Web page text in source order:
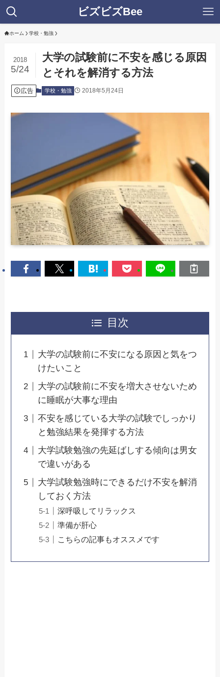
ビズビズBee
ホーム 学校・勉強
大学の試験前に不安を感じる原因
とそれを解消する方法
2018
5/24
広告 学校・勉強 2018年5月24日
目次
大学の試験前に不安になる原因と気をつ
けたいこと
大学の試験前に不安を増大させないため
に睡眠が大事な理由
不安を感じている大学の試験でしっかり
と勉強結果を発揮する方法
大学試験勉強の先延ばしする傾向は男女
で違いがある
大学試験勉強時にできるだけ不安を解消
しておく方法
深呼吸してリラックス
準備が肝心
こちらの記事もオススメです